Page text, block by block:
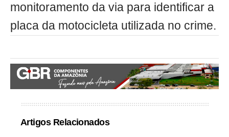
monitoramento da via para identificar a
placa da motocicleta utilizada no crime.
Artigos Relacionados